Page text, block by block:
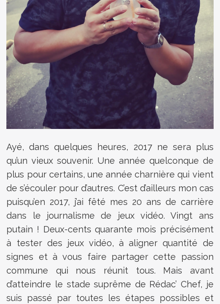
Ayé, dans quelques heures, 2017 ne sera plus
qu’un vieux souvenir. Une année quelconque de
plus pour certains, une année charnière qui vient
de s’écouler pour d’autres. C’est d’ailleurs mon cas
puisqu’en 2017, j’ai fêté mes 20 ans de carrière
dans le journalisme de jeux vidéo. Vingt ans
putain ! Deux-cents quarante mois précisément
à tester des jeux vidéo, à aligner quantité de
signes et à vous faire partager cette passion
commune qui nous réunit tous. Mais avant
d’atteindre le stade suprême de Rédac’ Chef, je
suis passé par toutes les étapes possibles et